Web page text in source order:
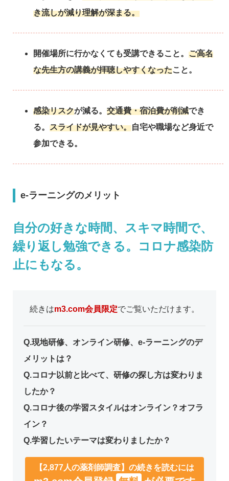
き流しが減り理解が深まる。
開催場所に行かなくても受講できること。 ご高名
な先生方の講義が拝聴しやすくなったこと。
感染リスクが減る。 交通費・宿泊費が削減でき
る。 スライドが見やすい。自宅や職場など身近で
参加できる。
e-ラーニングのメリット
自分の好きな時間、スキマ時間で、
繰り返し勉強できる。コロナ感染防
止にもなる。
続きはm3.com会員限定でご覧いただけます。
Q.現地研修、オンライン研修、e-ラーニングのデ
メリットは？
Q.コロナ以前と比べて、研修の探し方は変わりま
したか？
Q.コロナ後の学習スタイルはオンライン？オフラ
イン？
Q.学習したいテーマは変わりましたか？
【2,877人の薬剤師調査】の続きを読むには